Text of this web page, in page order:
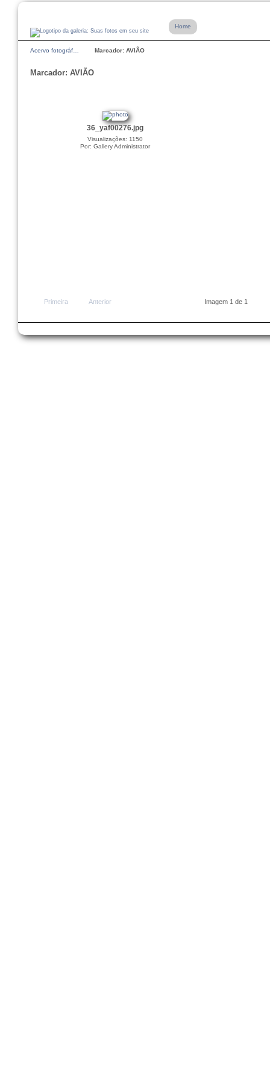
Home
Acervo fotográf… Marcador: AVIÃO
Marcador: AVIÃO
36_yaf00276.jpg
Visualizações: 1150
Por: Gallery Administrator
Primeira Anterior Imagem 1 de 1